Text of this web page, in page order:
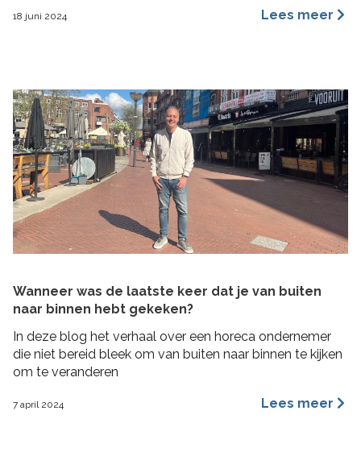
verschillende invalshoeken. In deze blog benoem ik de
18 juni 2024 Lees meer
Wanneer was de laatste keer dat je van buiten
naar binnen hebt gekeken?
In deze blog het verhaal over een horeca ondernemer
die niet bereid bleek om van buiten naar binnen te kijken
om te veranderen
7 april 2024 Lees meer